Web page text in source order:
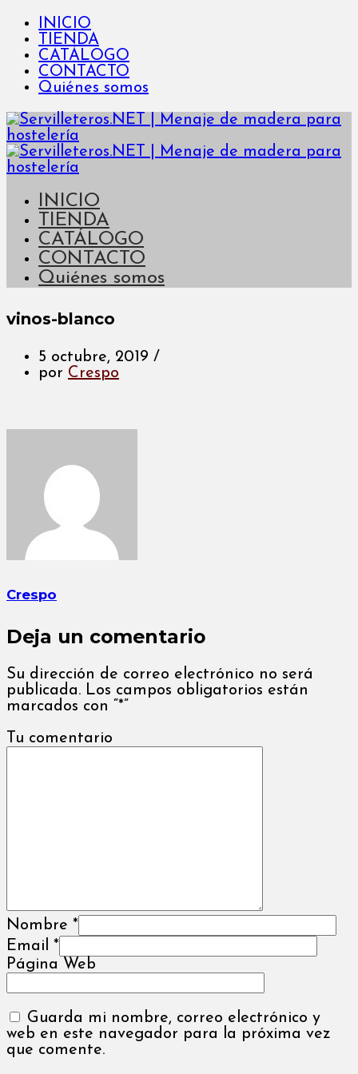
INICIO
TIENDA
CATÁLOGO
CONTACTO
Quiénes somos
INICIO
TIENDA
CATÁLOGO
CONTACTO
Quiénes somos
vinos-blanco
5 octubre, 2019 /
por Crespo
Crespo
Deja un comentario
Su dirección de correo electrónico no será
publicada. Los campos obligatorios están
marcados con “*”
Tu comentario
Nombre *
Email *
Página Web
Guarda mi nombre, correo electrónico y
web en este navegador para la próxima vez
que comente.